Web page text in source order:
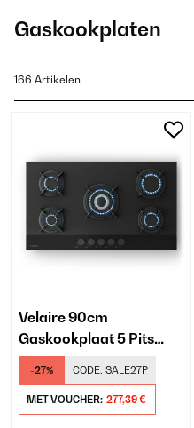
Gaskookplaten
166 Artikelen
Velaire 90cm
Gaskookplaat 5 Pits
Zwart
-27% CODE: SALE27P
MET VOUCHER: 277,39 €